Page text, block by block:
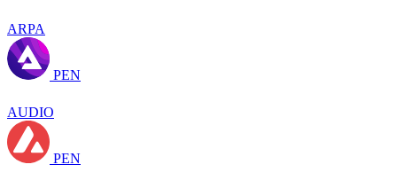
ARPA
PEN
AUDIO
PEN